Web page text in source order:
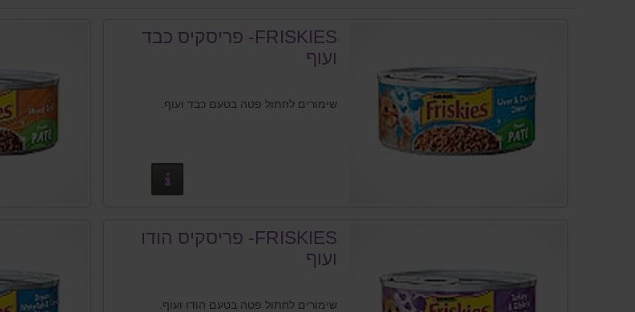
FRISKIES- פריסקיס כבד
ועוף
שימורים לחתול פטה בטעם כבד ועוף.
FRISKIES- פריסקיס הודו
ועוף
שימורים לחתול פטה בטעם הודו ועוף.